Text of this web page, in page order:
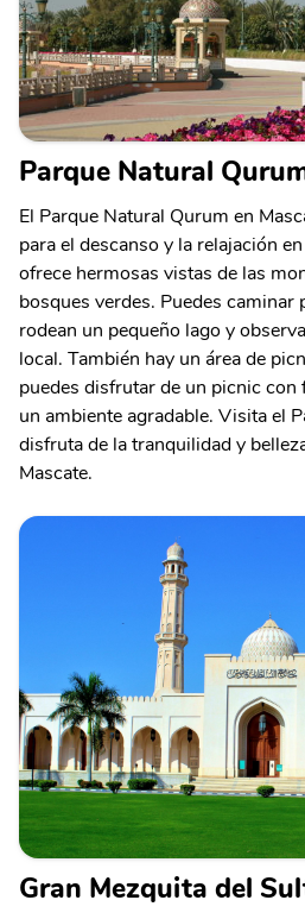
Parque Natural
El Parque Natural Qurum en
para el descanso y la relajación
ofrece hermosas vistas de las
bosques verdes. Puedes caminar
rodean un pequeño lago y
local. También hay un área de
puedes disfrutar de un picnic con
un ambiente agradable. Visita el
disfruta de la tranquilidad y
Mascate.
Gran Mezquita del